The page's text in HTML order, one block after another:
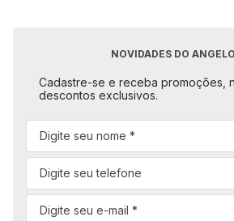
NOVIDADES DO
Cadastre-se e receba promoções,
descontos exclusivos.